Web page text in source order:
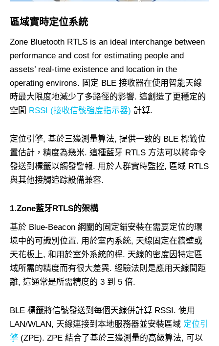
區域實時定位系統
Zone Bluetooth RTLS is an ideal interchange between
performance and cost for estimating people and
assets’ real-time existence and location in the
operating environs. 固定 BLE 接收器在使用智能天線
時最大限度地減少了多路徑的影響. 這創造了更穩定的
空間 RSSI (接收信號強度指示器) 計算.
定位引擎, 基於三邊測量算法, 提供一致的 BLE 標籤位
置估計，精度為幾米. 這種藍牙 RTLS 方法可以將命令
發送到標籤以觸發警報. 用於人群實時監控, 區域 RTLS
與其他接觸追踪設備兼容.
1.Zone藍牙RTLS的架構
基於 Blue-Beacon 網關的固定錨安裝在需要定位的環
境中的可識別位置. 用於室內系統, 天線固定在牆壁或
天花板上, 和用於室外系統的桿. 天線的密度因特定區
域所需的精度而有很大差異. 經驗法則是應用天線間距
離, 這通常是所需精度的 3 到 5 倍.
BLE 標籤將信號發送到每個天線併計算 RSSI. 使用
LAN/WLAN, 天線連接到本地服務器並安裝區域 定位引
擎 (ZPE). ZPE 結合了基於三邊測量的高級算法, 可以